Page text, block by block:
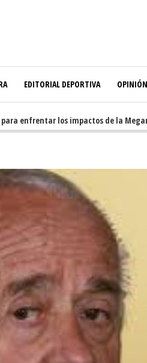
EDITORIAL DEPORTIVA OPINIÓN
enfrentar los impactos de la